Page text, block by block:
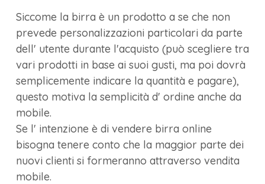
Siccome la birra è un prodotto a se che non
prevede personalizzazioni particolari da parte
dell' utente durante l'acquisto (può scegliere tra
vari prodotti in base ai suoi gusti, ma poi dovrà
semplicemente indicare la quantità e pagare),
questo motiva la semplicità d' ordine anche da
mobile.
Se l' intenzione è di vendere birra online
bisogna tenere conto che la maggior parte dei
nuovi clienti si formeranno attraverso vendita
mobile.